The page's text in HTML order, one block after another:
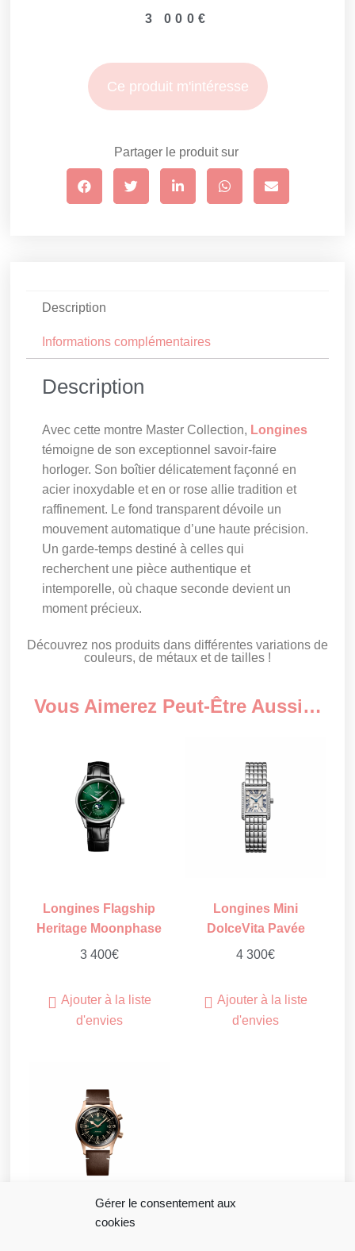
Gérer le consentement aux
cookies
3 000€
Ce produit m'intéresse
Partager le produit sur
Description
Informations complémentaires
Description
Avec cette montre Master Collection, Longines
témoigne de son exceptionnel savoir-faire
horloger. Son boîtier délicatement façonné en
acier inoxydable et en or rose allie tradition et
raffinement. Le fond transparent dévoile un
mouvement automatique d’une haute précision.
Un garde-temps destiné à celles qui
recherchent une pièce authentique et
intemporelle, où chaque seconde devient un
moment précieux.
Découvrez nos produits dans différentes variations de
couleurs, de métaux et de tailles !
Vous Aimerez Peut-Être Aussi…
Longines Flagship
Heritage Moonphase
3 400€
Ajouter à la liste
d'envies
Longines Mini
DolceVita Pavée
4 300€
Ajouter à la liste
d'envies